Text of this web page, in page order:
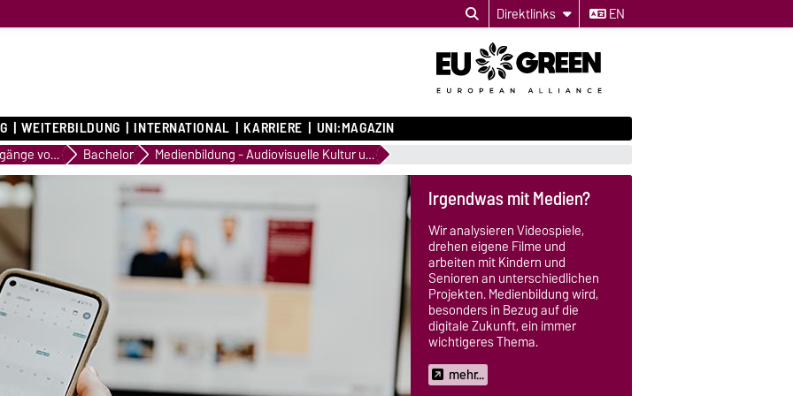
Direktlinks EN
WEITERBILDUNG INTERNATIONAL KARRIERE UNI:MAGAZIN
Studiengänge von A bis Z Bachelor Medienbildung - Audiovisuelle Kultur und Kommunikation
Irgendwas mit Medien?
Wir analysieren Videospiele,
drehen eigene Filme und
arbeiten mit Kindern und
Senioren an unterschiedlichen
Projekten. Medienbildung wird,
besonders in Bezug auf die
digitale Zukunft, ein immer
wichtigeres Thema.
mehr...